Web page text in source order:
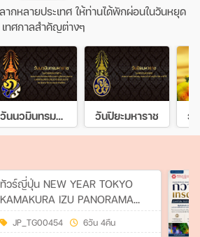
กหลายประเทศ ให้ท่านได้พักผ่อนในวันหยุด
เทศกาลสำคัญต่างๆ
วันนวมินทรมหาราช วันปิยะมหาราช วั
ทัวร์ญี่ปุ่น NEW YEAR TOKYO
KAMAKURA IZU PANORAMA
FUJI 6วัน 4คืน (TG)
JP_TG00454 6วัน 4คืน